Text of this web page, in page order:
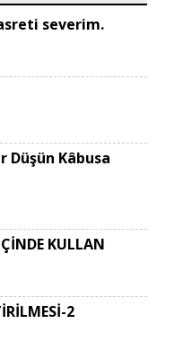
severim.
Düşün Kâbusa
KULLAN
2